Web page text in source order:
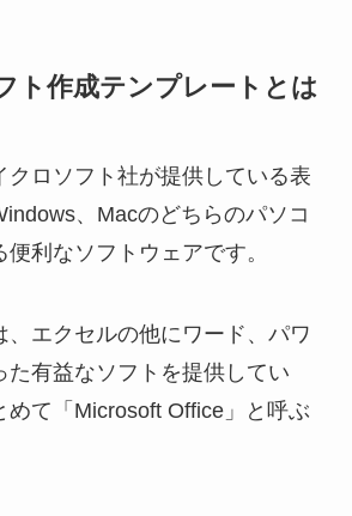
ト作成テンプレートとは
クロソフト社が提供している表
、Macのどちらのパソコ
利なソフトウェアです。
、エクセルの他にワード、パワ
た有益なソフトを提供してい
めて「Microsoft Office」と呼ぶ